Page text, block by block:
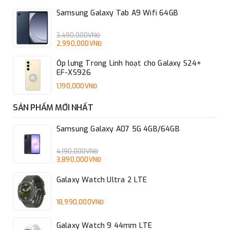
Hiệu năng mạnh mẽ, xử lý tác vụ cơ bản mượt mà
cho hiệu năng mạnh mẽ, đáp ứng tốt các tác vụ cơ bản hàng
ngày của người dùng một cách mượt mà từ lướt web, xem
video đến chơi game giải trí, cho cảm giác như đang sử dụng
một chiếc laptop thực sự.
Samsung Galaxy Tab A9 Wifi 64GB
3,490,000VNĐ
2,990,000VNĐ
Ốp lưng Trong Linh hoạt cho Galaxy S24+
EF-XS926
1,190,000VNĐ
SẢN PHẨM MỚI NHẤT
Samsung Galaxy A07 5G 4GB/64GB
4,190,000VNĐ
3,890,000VNĐ
Galaxy Watch Ultra 2 LTE
18,990,000VNĐ
Galaxy Watch 9 44mm LTE